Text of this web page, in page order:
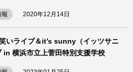
報 2020年12月14日
いライブ＆it’s sunny（イッツサニ
in 横浜市立上菅田特別支援学校